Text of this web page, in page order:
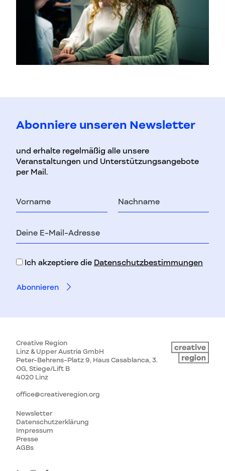
Abonniere unseren Newsletter
und erhalte regelmäßig alle unsere
Veranstaltungen und Unterstützungsangebote
per Mail.
Nachname
Mail-
Ich akzeptiere die Datenschutzbestimmungen
Creative Region
Linz & Upper Austria GmbH
Peter-Behrens-Platz 9, Haus Casablanca, 3.
OG, Stiege/Lift B
4020 Linz
office@creativeregion.org
Newsletter
Datenschutzerklärung
Impressum
Presse
AGBs